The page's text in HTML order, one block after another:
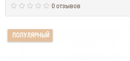
0 отзывов
ПОПУЛЯРНЫЙ